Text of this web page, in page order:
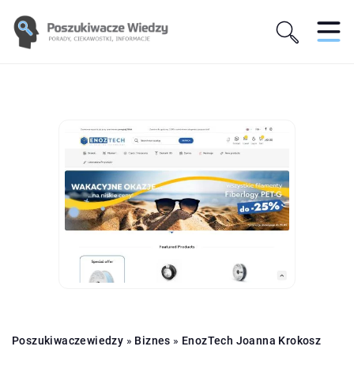
Poszukiwaczewiedzy » Biznes » EnozTech Joanna Krokosz